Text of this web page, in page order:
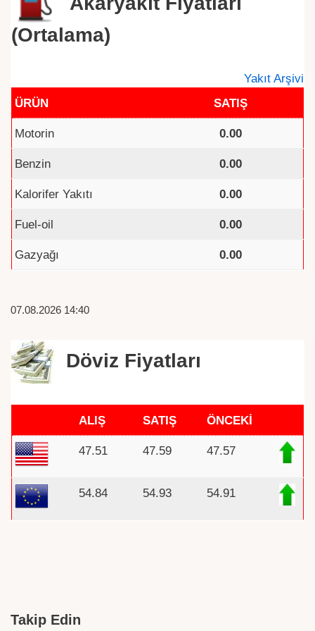
(Ortalama)
Yakıt Arşivi
ÜRÜN
SATIŞ
Motorin 0.00
Benzin 0.00
Kalorifer Yakıtı 0.00
Fuel-oil 0.00
Gazyağı 0.00
07.08.2026 14:40
Döviz Fiyatları
ALIŞ SATIŞ ÖNCEKİ
47.51 47.59 47.57
54.84 54.93 54.91
Takip Edin